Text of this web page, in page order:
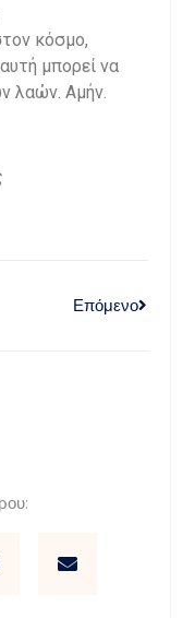
κόσμο,
μπορεί να
λαών. Αμήν.
Επόμενο